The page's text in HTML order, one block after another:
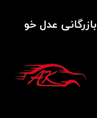
بازرگانی عدل خو